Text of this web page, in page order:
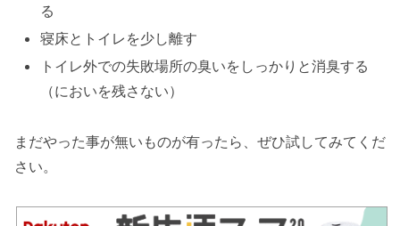
る
寝床とトイレを少し離す
トイレ外での失敗場所の臭いをしっかりと消臭する
（においを残さない）
まだやった事が無いものが有ったら、ぜひ試してみてくだ
さい。